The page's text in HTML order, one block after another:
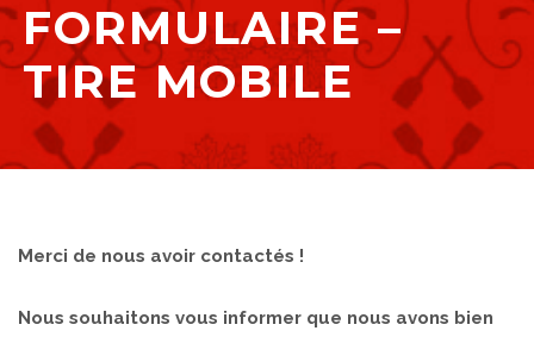
FORMULAIRE –
TIRE MOBILE
Merci de nous avoir contactés !
Nous souhaitons vous informer que nous avons bien